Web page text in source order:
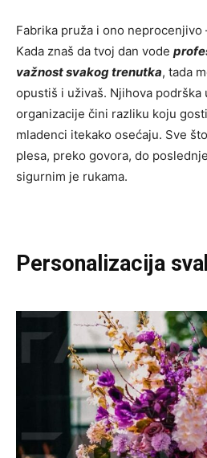
Fabrika pruža i ono neprocenjivo
Kada znaš da tvoj dan vode
važnost svakog trenutka, tada
opustiš i uživaš. Njihova podrška
organizacije čini razliku koju
mladenci itekako osećaju. Sve
plesa, preko govora, do
sigurnim je rukama.
Personalizacija